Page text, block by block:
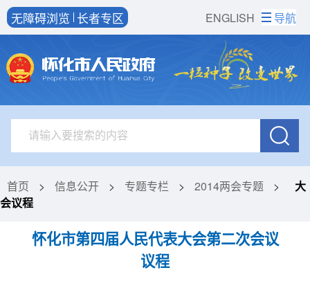
ENGLISH
无障碍浏览 长者专区 导航
首页 > 信息公开 > 专题专栏 > 2014两会专题 >
大
会议程
怀化市第四届人民代表大会第二次会议
议程